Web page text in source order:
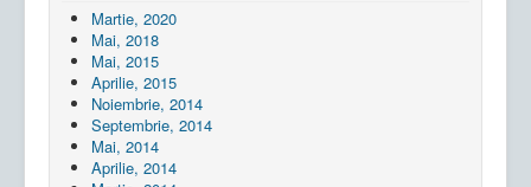
Martie, 2020
Mai, 2018
Mai, 2015
Aprilie, 2015
Noiembrie, 2014
Septembrie, 2014
Mai, 2014
Aprilie, 2014